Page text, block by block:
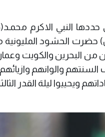
حددها النبي الاكرم
حضرت الحشود
من البحرين والكويت
السنتهم والوانهم
ويحييوا ليلة القدر